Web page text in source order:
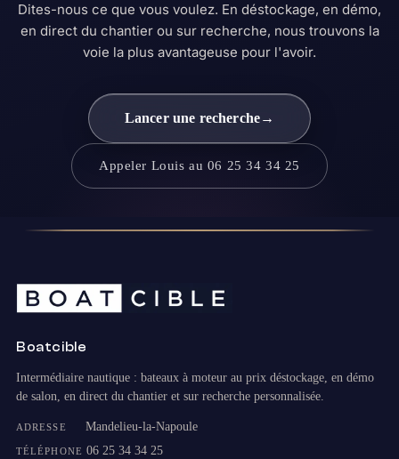
Dites-nous ce que vous voulez. En déstockage, en démo,
en direct du chantier ou sur recherche, nous trouvons la
voie la plus avantageuse pour l'avoir.
Lancer une recherche→
Appeler Louis au 06 25 34 34 25
Boatcible
Intermédiaire nautique : bateaux à moteur au prix déstockage, en démo
de salon, en direct du chantier et sur recherche personnalisée.
ADRESSE Mandelieu-la-Napoule
TÉLÉPHONE 06 25 34 34 25